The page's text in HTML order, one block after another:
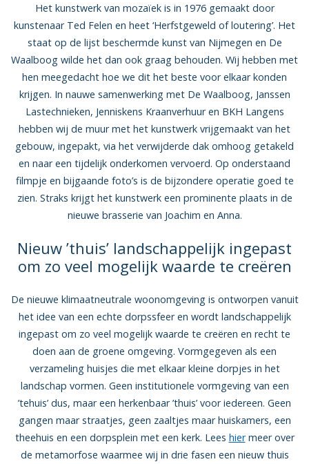
Het kunstwerk van mozaïek is in 1976 gemaakt door
kunstenaar Ted Felen en heet ‘Herfstgeweld of loutering’. Het
staat op de lijst beschermde kunst van Nijmegen en De
Waalboog wilde het dan ook graag behouden. Wij hebben met
hen meegedacht hoe we dit het beste voor elkaar konden
krijgen. In nauwe samenwerking met De Waalboog, Janssen
Lastechnieken, Jenniskens Kraanverhuur en BKH Langens
hebben wij de muur met het kunstwerk vrijgemaakt van het
gebouw, ingepakt, via het verwijderde dak omhoog getakeld
en naar een tijdelijk onderkomen vervoerd. Op onderstaand
filmpje en bijgaande foto’s is de bijzondere operatie goed te
zien. Straks krijgt het kunstwerk een prominente plaats in de
nieuwe brasserie van Joachim en Anna.
Nieuw ’thuis’ landschappelijk ingepast
om zo veel mogelijk waarde te creëren
De nieuwe klimaatneutrale woonomgeving is ontworpen vanuit
het idee van een echte dorpssfeer en wordt landschappelijk
ingepast om zo veel mogelijk waarde te creëren en recht te
doen aan de groene omgeving. Vormgegeven als een
verzameling huisjes die met elkaar kleine dorpjes in het
landschap vormen. Geen institutionele vormgeving van een
’tehuis’ dus, maar een herkenbaar ’thuis’ voor iedereen. Geen
gangen maar straatjes, geen zaaltjes maar huiskamers, een
theehuis en een dorpsplein met een kerk. Lees hiermeer over
de metamorfose waarmee wij in drie fasen een nieuw thuis